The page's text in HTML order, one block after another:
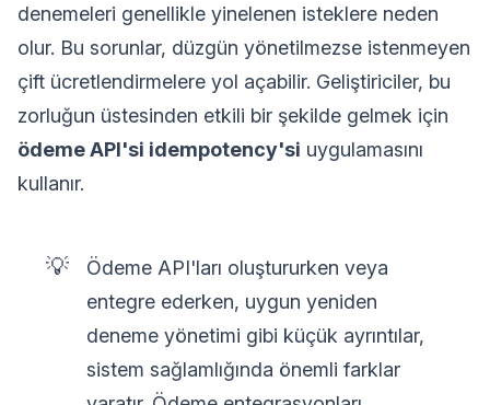
denemeleri genellikle yinelenen isteklere neden
olur. Bu sorunlar, düzgün yönetilmezse istenmeyen
çift ücretlendirmelere yol açabilir. Geliştiriciler, bu
zorluğun üstesinden etkili bir şekilde gelmek için
ödeme API'si idempotency'si uygulamasını
kullanır.
💡
Ödeme API'ları oluştururken veya
entegre ederken, uygun yeniden
deneme yönetimi gibi küçük ayrıntılar,
sistem sağlamlığında önemli farklar